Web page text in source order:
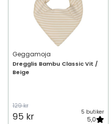
Geggamoja
Dregglis Bambu Classic Vit /
Beige
129 kr
95 kr 5 butiker
5,0